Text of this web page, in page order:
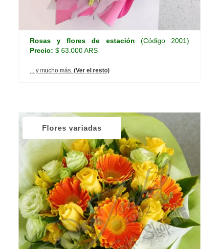
Rosas y flores de estación (Código 2001)
Precio: $ 63.000 ARS
... y mucho más. (Ver el resto)
Flores variadas